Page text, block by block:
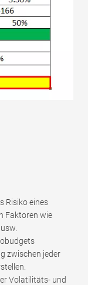
Risiko eines
Faktoren wie
zwischen jeder
Volatilitäts- und